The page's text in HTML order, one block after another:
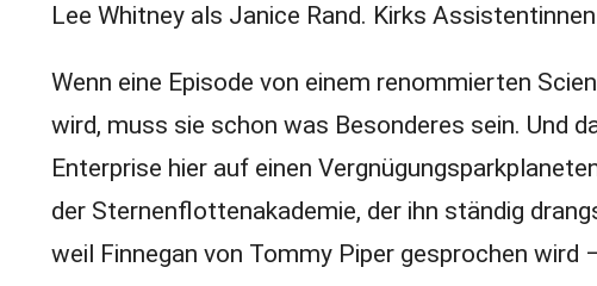
Lee Whitney als Janice Rand. Kirks
Wenn eine Episode von einem renommierten
wird, muss sie schon was Besonderes sein. Und
Enterprise hier auf einen
der Sternenflottenakademie, der ihn ständig
weil Finnegan von Tommy Piper gesprochen wird